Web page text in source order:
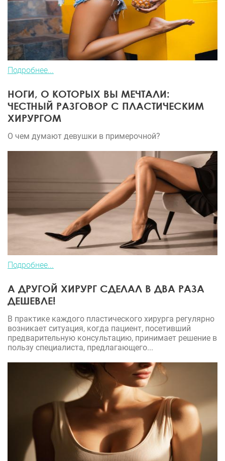
Подробнее...
НОГИ, О КОТОРЫХ ВЫ МЕЧТАЛИ:
ЧЕСТНЫЙ РАЗГОВОР С ПЛАСТИЧЕСКИМ
ХИРУРГОМ
О чем думают девушки в примерочной?
Подробнее...
А ДРУГОЙ ХИРУРГ СДЕЛАЛ В ДВА РАЗА
ДЕШЕВЛЕ!
В практике каждого пластического хирурга регулярно
возникает ситуация, когда пациент, посетивший
предварительную консультацию, принимает решение в
пользу специалиста, предлагающего...